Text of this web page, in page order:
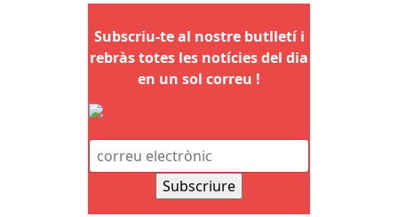
Subscriu-te al nostre butlletí i
rebràs totes les notícies del dia
en un sol correu !